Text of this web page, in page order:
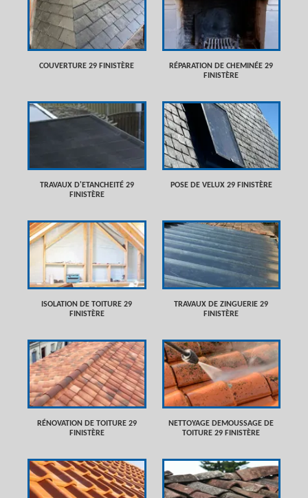
COUVERTURE 29 FINISTÈRE
RÉPARATION DE CHEMINÉE 29
FINISTÈRE
TRAVAUX D'ETANCHEITÉ 29
FINISTÈRE
POSE DE VELUX 29 FINISTÈRE
ISOLATION DE TOITURE 29
FINISTÈRE
TRAVAUX DE ZINGUERIE 29
FINISTÈRE
RÉNOVATION DE TOITURE 29
FINISTÈRE
NETTOYAGE DEMOUSSAGE DE
TOITURE 29 FINISTÈRE